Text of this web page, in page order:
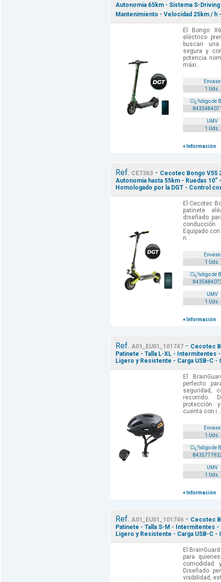
Autonomia 65km - Sistema S-Driving
Mantenimiento - Velocidad 25km /
El Bongo
eléctrico
buscan
segura y
potencia
máxi...
Envase
1 Uds.
Cï¿½digo de
UMV
1 Uds.
+ Información
Ref. CE7363- Cecotec Bongo V55
Autonomia hasta 55km - Ruedas
Homologado por la DGT - Control
El Cecotec
patinete
diseñado
Equipado
n...
Envase
1 Uds.
Cï¿½digo de
UMV
1 Uds.
+ Información
Ref. A01_EU01_101747- Cecotec
Patinete - Talla L-XL - Intermitentes
Ligero y Resistente - Carga USB-C
El
perfecto
seguridad,
recorrido.
protección
cuenta con i...
Envase
1 Uds.
Cï¿½digo de
UMV
1 Uds.
+ Información
Ref. A01_EU01_101746- Cecotec
Patinete - Talla S-M - Intermitentes
Ligero y Resistente - Carga USB-C
El
para
Diseñado
visibilidad,